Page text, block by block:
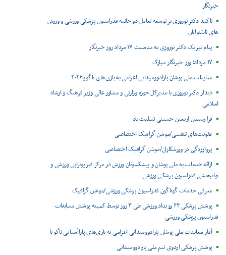
خبرنگار
تاکید دکتر نوروزی بر توسعه تعامل دو جانبه فدراسیون پزشکی ورزشی و ورزش
های ناشنوایان
پیام تبریک دکتر نوروزی به مناسبت ۱۷ مرداد روز خبرنگار
۱۷ مرداد؛ روز خبرنگار مبارک
معاینات ملی پوشان پارادوومیدانی اعزامی به بازی‌های ناگویا۲۰۲۶
دیدار دکتر نوروزی با مدیرکل حوزه وزارتی و مشاور عالی وزیر فرهنگ و ارشاد
اسلامی
فرا رسیدن اربعین حسینی تسلیت باد
عفونت‌های تنفسی/موشن گرافیک اختصاصی
پرواززدگی در ورزشکاران/موشن گرافیک اختصاصی
ارائه خدمات به ملی پوشان و پیشکسوتان ورزش در مرکز فیزیوتراپی ورزشی و
توانبخشی فدراسیون پزشکی ورزشی
معرفی خدمات گوناگون فدراسیون پزشکی ورزشی/موشن گرافیک
پوشش پزشکی ۶۳ رویداد ورزشی طی ۳ روز توسط کمیته پوشش مسابقات
فدراسیون پزشکی ورزشی
آغاز معاینات ملی پوشان پارادوومیدانی اعزامی به بازی‌های پاراآسیایی ناگویا
پوشش پزشکی اردوی تیم ملی پارادوومیدانی